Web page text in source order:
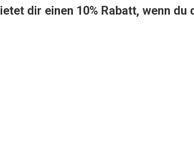
10% Rabatt, wenn du